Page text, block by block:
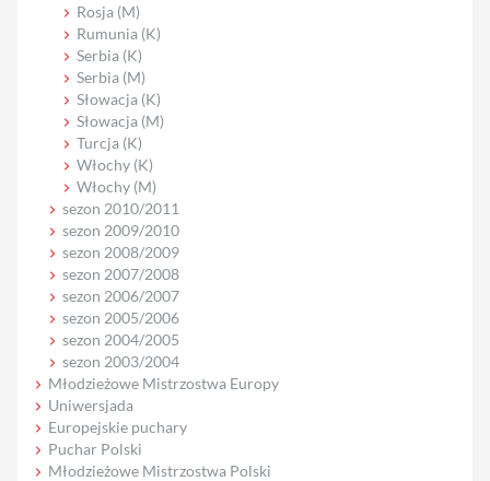
Rosja (M)
Rumunia (K)
Serbia (K)
Serbia (M)
Słowacja (K)
Słowacja (M)
Turcja (K)
Włochy (K)
Włochy (M)
sezon 2010/2011
sezon 2009/2010
sezon 2008/2009
sezon 2007/2008
sezon 2006/2007
sezon 2005/2006
sezon 2004/2005
sezon 2003/2004
Młodzieżowe Mistrzostwa Europy
Uniwersjada
Europejskie puchary
Puchar Polski
Młodzieżowe Mistrzostwa Polski